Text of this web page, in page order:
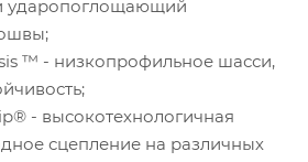
ударопоглощающий
™ - низкопрофильное шасси,
- высокотехнологичная
сцепление на различных